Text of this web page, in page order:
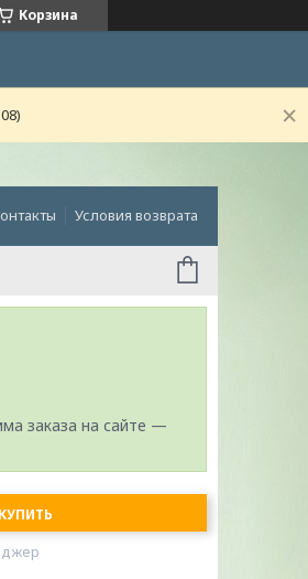
Корзина
Условия возврата
заказа на сайте —
КУПИТЬ